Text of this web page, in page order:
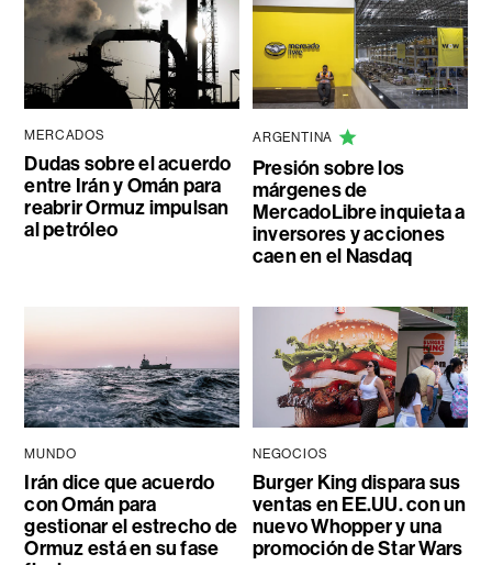
MERCADOS
Dudas sobre el acuerdo
entre Irán y Omán para
reabrir Ormuz impulsan
al petróleo
ARGENTINA
Presión sobre los
márgenes de
MercadoLibre inquieta a
inversores y acciones
caen en el Nasdaq
MUNDO
Irán dice que acuerdo
con Omán para
gestionar el estrecho de
Ormuz está en su fase
NEGOCIOS
Burger King dispara sus
ventas en EE.UU. con un
nuevo Whopper y una
promoción de Star Wars